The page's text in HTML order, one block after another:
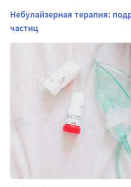
Небулайзерная терапия:
частиц